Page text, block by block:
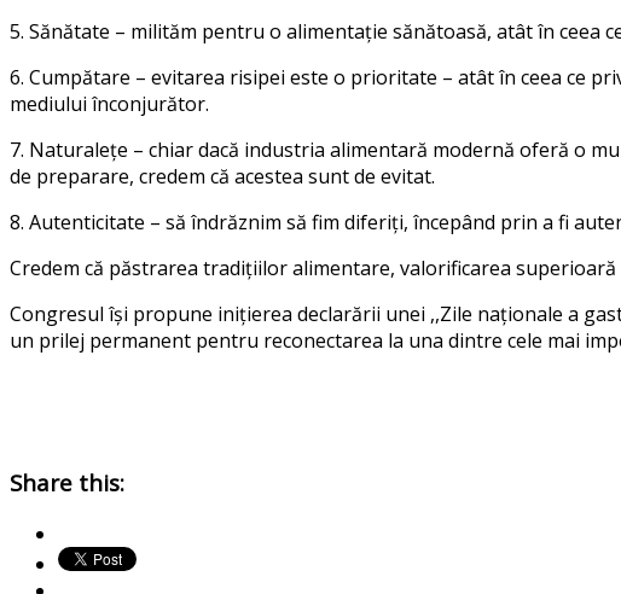
5. Sănătate – milităm pentru o alimentație sănătoasă, atât în
6. Cumpătare – evitarea risipei este o prioritate – atât în ceea ce
mediului înconjurător.
7. Naturalețe – chiar dacă industria alimentară modernă oferă o
de preparare, credem că acestea sunt de evitat.
8. Autenticitate – să îndrăznim să fim diferiți, începând prin a fi
Credem că păstrarea tradițiilor alimentare, valorificarea
Congresul își propune inițierea declarării unei ,,Zile naționale a
un prilej permanent pentru reconectarea la una dintre cele mai
Share this: